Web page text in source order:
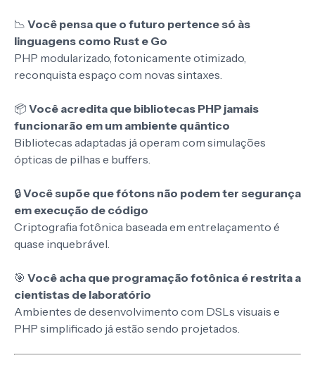
📉 Você pensa que o futuro pertence só às
linguagens como Rust e Go
PHP modularizado, fotonicamente otimizado,
reconquista espaço com novas sintaxes.
📦 Você acredita que bibliotecas PHP jamais
funcionarão em um ambiente quântico
Bibliotecas adaptadas já operam com simulações
ópticas de pilhas e buffers.
🔒Você supõe que fótons não podem ter segurança
em execução de código
Criptografia fotônica baseada em entrelaçamento é
quase inquebrável.
🎯 Você acha que programação fotônica é restrita a
cientistas de laboratório
Ambientes de desenvolvimento com DSLs visuais e
PHP simplificado já estão sendo projetados.